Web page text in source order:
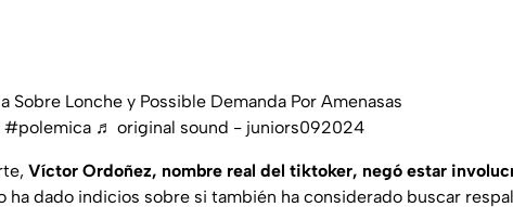
Sobre Lonche y Possible Demanda Por Amenasas
#polemica ♬ original sound - juniors092024
Víctor Ordoñez, nombre real del tiktoker, negó estar
ha dado indicios sobre si también ha considerado buscar